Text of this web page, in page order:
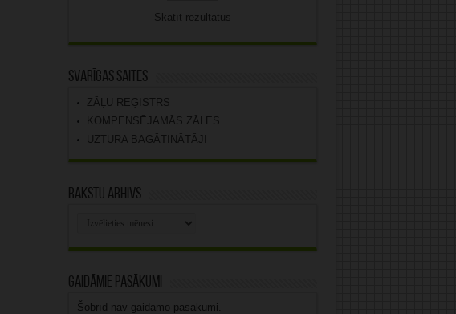
Skatīt rezultātus
Svarīgas saites
ZĀĻU REĢISTRS
KOMPENSĒJAMĀS ZĀLES
UZTURA BAGĀTINĀTĀJI
Rakstu arhīvs
Gaidāmie pasākumi
Šobrīd nav gaidāmo pasākumi.